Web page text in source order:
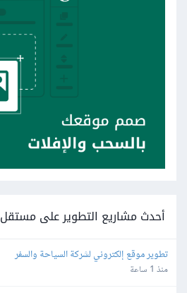
أحدث مشاريع التطوير على مستقل
تطوير موقع إلكتروني لشركة السياحة والسفر
منذ 1 ساعة